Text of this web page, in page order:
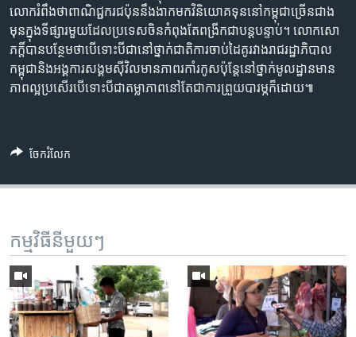
លោក​រំពឹង​ថា​ពាណិជ្ជករ​ជប៉ុន​នឹង​ងាក​មក​វិនិយោគទុន​នៅ​កម្ពុជា​ច្រើន​ជាង​
មុន​ក្នុង​ទីផ្សារ​មួយ​ដែល​ប្រទេស​ចិន​កំពុងតែ​ពង្រីក​ជា​បន្តបន្ទាប់។ លោក​សោ
ភក្តិ៍​បាន​បន្ថែម​ថា​បើ​ទោះ​បីជា​នៅ​ថ្នាក់​ជាតិ​ការ​ចាប់​ដៃគូ​រវាង​រាជរដ្ឋាភិបាល​
កម្ពុជា​និង​អង្គការ​សង្គម​ស៊ីវិល​មាន​ភាព​រកាំរកូស​​ប៉ុន្តែ​​នៅ​ថ្នាក់​មូលដ្ឋាន​មាន​
ភាព​ល្អ​ប្រសើរ​​បើទោះបីជា​​តម្លាភាព​នៅតែ​ជា​ការ​ព្រួយ​បារម្ភ​ក៏ដោយ៕​
ចែករំលែក
កម្មវិធី​នីមួយៗ